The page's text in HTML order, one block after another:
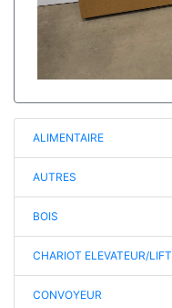
ALIMENTAIRE
AUTRES
BOIS
CHARIOT ELEVATEUR/LIFT
CONVOYEUR